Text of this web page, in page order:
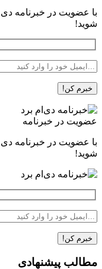
با عضویت در خبرنامه دی
شوید!
عضویت در خبرنامه
با عضویت در خبرنامه دی
شوید!
مطالب پیشنهادی